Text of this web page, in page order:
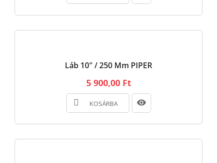
Láb 10" / 250 Mm PIPER
5 900,00 Ft
KOSÁRBA